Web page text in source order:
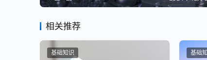
相关推荐
基础知识 基础